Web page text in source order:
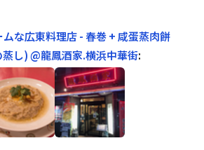
な広東料理店 - 春巻 + 咸蛋蒸肉餅
し) @龍鳳酒家.横浜中華街: